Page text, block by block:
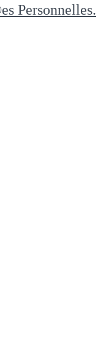
Personnelles.